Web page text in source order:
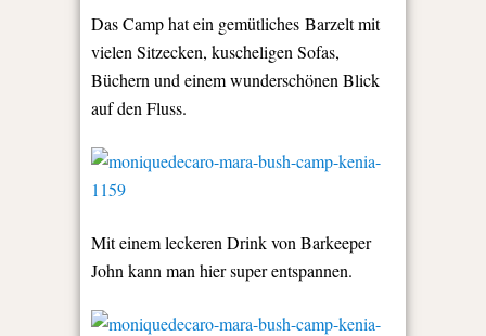
Das Camp hat ein gemütliches Barzelt mit
vielen Sitzecken, kuscheligen Sofas,
Büchern und einem wunderschönen Blick
auf den Fluss.
Mit einem leckeren Drink von Barkeeper
John kann man hier super entspannen.